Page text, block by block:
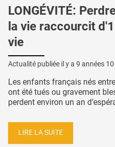
LONGÉVITÉ:
la vie raccourcit
vie
Actualité publiée il y a 9 années
Les enfants français nés
ont été tués ou gravement
perdent environ un an
LIRE LA SUITE